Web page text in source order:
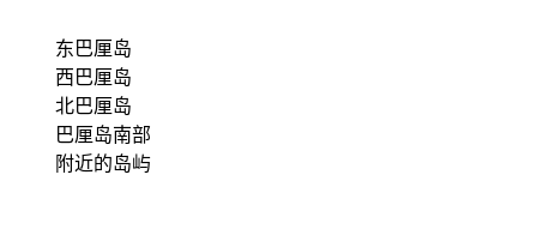
东巴厘岛
西巴厘岛
北巴厘岛
巴厘岛南部
附近的岛屿